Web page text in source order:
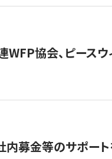
協会、ピースウ
内募金等のサポー